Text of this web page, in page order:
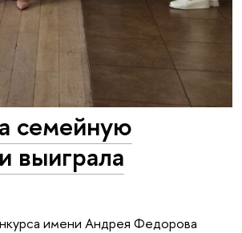
семейную
выиграла
имени Андрея Федорова